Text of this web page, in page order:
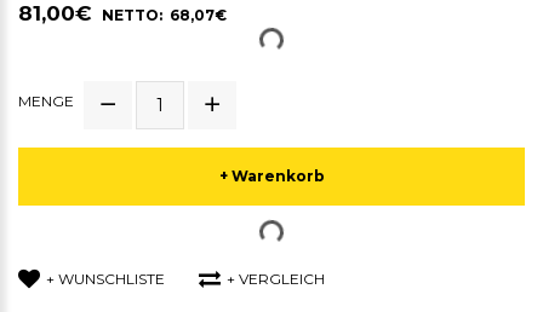
81,00€ NETTO: 68,07€
MENGE
+ Warenkorb
+ WUNSCHLISTE + VERGLEICH